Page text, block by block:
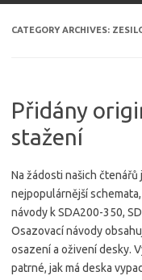
CATEGORY ARCHIVES:
Přidány
stažení
Na žádosti našich
nejpopulárnější
návody k SDA200-350,
Osazovací návody
osazení a oživení desky.
patrné, jak má deska